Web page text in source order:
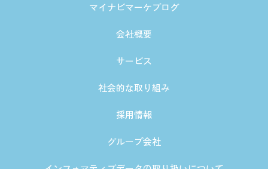
マイナビマーケブログ
会社概要
サービス
社会的な取り組み
採用情報
グループ会社